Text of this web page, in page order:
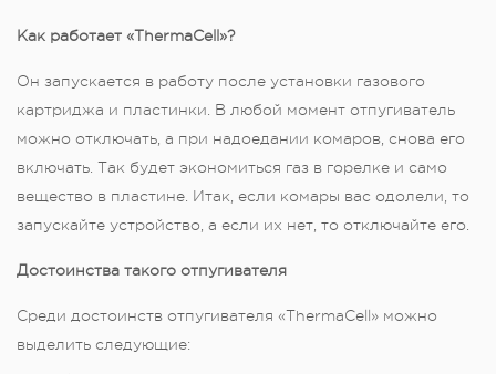
Как работает «ThermaCell»?
Он запускается в работу после установки газового
картриджа и пластинки. В любой момент отпугиватель
можно отключать, а при надоедании комаров, снова его
включать. Так будет экономиться газ в горелке и само
вещество в пластине. Итак, если комары вас одолели, то
запускайте устройство, а если их нет, то отключайте его.
Достоинства такого отпугивателя
Среди достоинств отпугивателя «ThermaCell» можно
выделить следующие: